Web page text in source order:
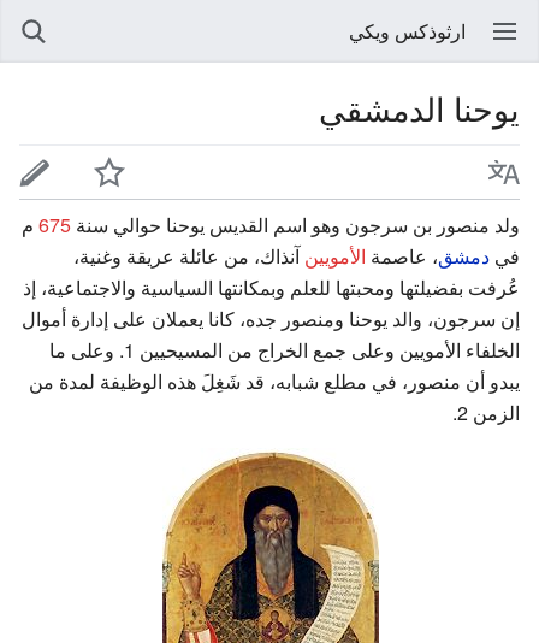
ارثوذكس ويكي
يوحنا الدمشقي
ولد منصور بن سرجون وهو اسم القديس يوحنا حوالي سنة 675 م
في دمشق، عاصمة الأمويينآنذاك، من عائلة عريقة وغنية،
عُرفت بفضيلتها ومحبتها للعلم وبمكانتها السياسية والاجتماعية، إذ
إن سرجون، والد يوحنا ومنصور جده، كانا يعملان على إدارة أموال
الخلفاء الأمويين وعلى جمع الخراج من المسيحيين 1. وعلى ما
يبدو أن منصور، في مطلع شبابه، قد شَغِلَ هذه الوظيفة لمدة من
الزمن 2.